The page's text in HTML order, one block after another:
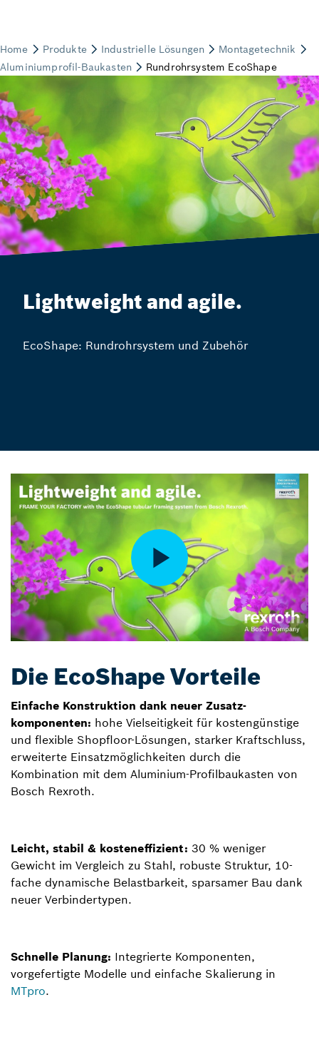
Lightweight and agile.
EcoShape: Rundrohrsystem und Zubehör
Die EcoShape Vorteile
Einfache Konstruktion dank neuer Zusatz-
komponenten: hohe Vielseitigkeit für kostengünstige
und flexible Shopfloor-Lösungen, starker Kraftschluss,
erweiterte Einsatzmöglichkeiten durch die
Kombination mit dem Aluminium-Profilbaukasten von
Bosch Rexroth.
Leicht, stabil & kosteneffizient: 30 % weniger
Gewicht im Vergleich zu Stahl, robuste Struktur, 10-
fache dynamische Belastbarkeit, sparsamer Bau dank
neuer Verbindertypen.
Schnelle Planung: Integrierte Komponenten,
vorgefertigte Modelle und einfache Skalierung in
MTpro.